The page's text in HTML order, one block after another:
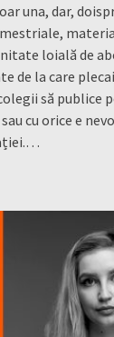
una, dar,
loială de
de la care
să publice
cu orice e